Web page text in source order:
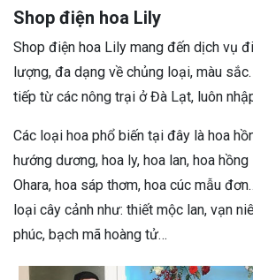
Shop điện hoa Lily
Shop điện hoa Lily mang đến dịch vụ
lượng, đa dạng về chủng loại, màu
tiếp từ các nông trại ở Đà Lạt, luôn
Các loại hoa phổ biến tại đây là hoa
hướng dương, hoa ly, hoa lan, hoa hồng
Ohara, hoa sáp thơm, hoa cúc mẫu
loại cây cảnh như: thiết mộc lan, vạn
phúc, bạch mã hoàng tử…